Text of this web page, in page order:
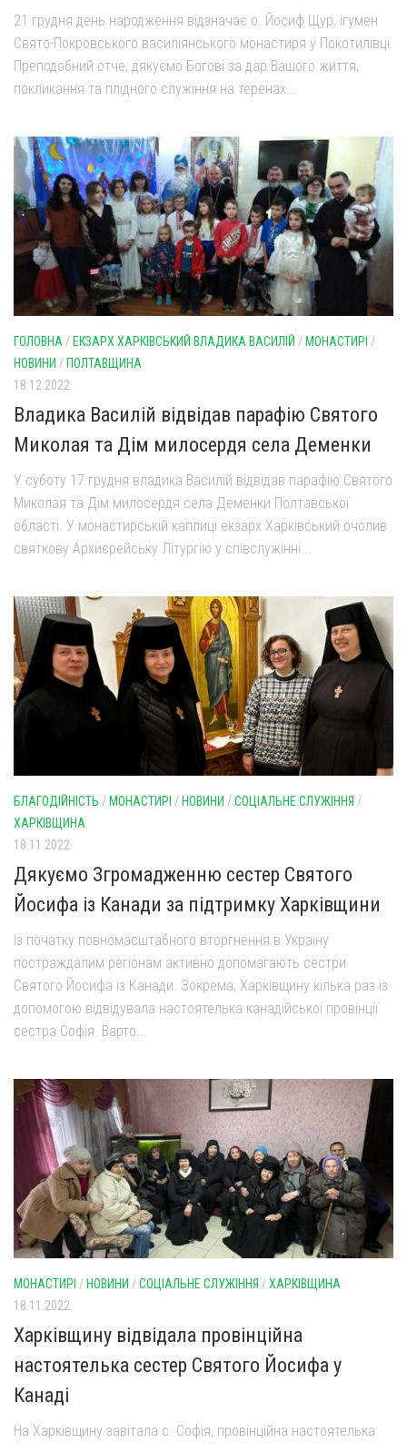
21 грудня день народження відзначає о. Йосиф Щур, ігумен
Свято-Покровського василіянського монастиря у Покотилівці.
Преподобний отче, дякуємо Богові за дар Вашого життя,
покликання та плідного служіння на теренах...
ГОЛОВНА / ЕКЗАРХ ХАРКІВСЬКИЙ ВЛАДИКА ВАСИЛІЙ / МОНАСТИРІ /
НОВИНИ / ПОЛТАВЩИНА
18.12.2022
Владика Василій відвідав парафію Святого
Миколая та Дім милосердя села Деменки
У суботу 17 грудня владика Василій відвідав парафію Святого
Миколая та Дім милосердя села Деменки Полтавської
області. У монастирській каплиці екзарх Харківський очолив
святкову Архиєрейську Літургію у співслужінні...
БЛАГОДІЙНІСТЬ / МОНАСТИРІ / НОВИНИ /СОЦІАЛЬНЕ СЛУЖІННЯ /
ХАРКІВЩИНА
18.11.2022
Дякуємо Згромадженню сестер Святого
Йосифа із Канади за підтримку Харківщини
Із початку повномасштабного вторгнення в Україну
постраждалим регіонам активно допомагають сестри
Святого Йосифа із Канади. Зокрема, Харківщину кілька раз із
допомогою відвідувала настоятелька канадійської провінції
сестра Софія. Варто...
МОНАСТИРІ / НОВИНИ /СОЦІАЛЬНЕ СЛУЖІННЯ /ХАРКІВЩИНА
18.11.2022
Харківщину відвідала провінційна
настоятелька сестер Святого Йосифа у
Канаді
На Харківщину завітала с. Софія, провінційна настоятелька